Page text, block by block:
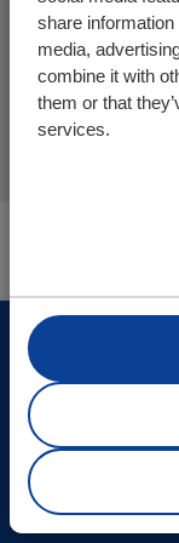
share
media,
combine it with
them or that
services.
CargoMatic
automática))
RSM «Remote
Segurança da
Lamela
© Cargo Floor